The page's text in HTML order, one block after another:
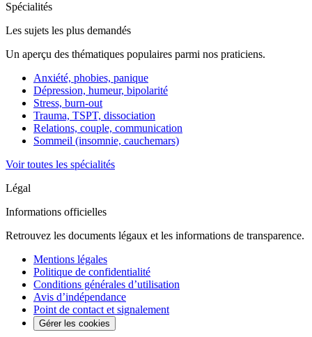
Spécialités
Les sujets les plus demandés
Un aperçu des thématiques populaires parmi nos praticiens.
Anxiété, phobies, panique
Dépression, humeur, bipolarité
Stress, burn-out
Trauma, TSPT, dissociation
Relations, couple, communication
Sommeil (insomnie, cauchemars)
Voir toutes les spécialités
Légal
Informations officielles
Retrouvez les documents légaux et les informations de transparence.
Mentions légales
Politique de confidentialité
Conditions générales d’utilisation
Avis d’indépendance
Point de contact et signalement
Gérer les cookies